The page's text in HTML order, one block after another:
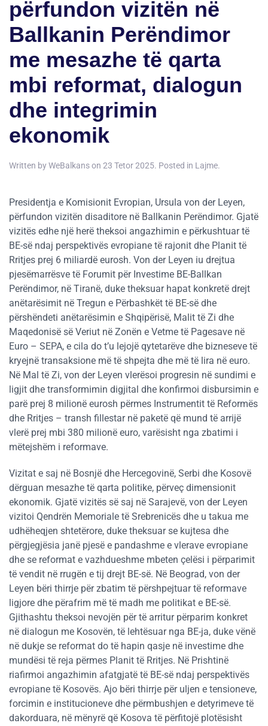
përfundon vizitën në
Ballkanin Perëndimor
me mesazhe të qarta
mbi reformat, dialogun
dhe integrimin
ekonomik
Written byWeBalkanson 23 Tetor 2025. Posted in Lajme.
Presidentja e Komisionit Evropian, Ursula von der Leyen,
përfundon vizitën disaditore në Ballkanin Perëndimor. Gjatë
vizitës edhe një herë theksoi angazhimin e përkushtuar të
BE-së ndaj perspektivës evropiane të rajonit dhe Planit të
Rritjes prej 6 miliardë eurosh. Von der Leyen iu drejtua
pjesëmarrësve të Forumit për Investime BE-Ballkan
Perëndimor, në Tiranë, duke theksuar hapat konkretë drejt
anëtarësimit në Tregun e Përbashkët të BE-së dhe
përshëndeti anëtarësimin e Shqipërisë, Malit të Zi dhe
Maqedonisë së Veriut në Zonën e Vetme të Pagesave në
Euro – SEPA, e cila do t’u lejojë qytetarëve dhe bizneseve të
kryejnë transaksione më të shpejta dhe më të lira në euro.
Në Mal të Zi, von der Leyen vlerësoi progresin në sundimi e
ligjit dhe transformimin digjital dhe konfirmoi disbursimin e
parë prej 8 milionë eurosh përmes Instrumentit të Reformës
dhe Rritjes – transh fillestar në paketë që mund të arrijë
vlerë prej mbi 380 milionë euro, varësisht nga zbatimi i
mëtejshëm i reformave.
Vizitat e saj në Bosnjë dhe Hercegovinë, Serbi dhe Kosovë
dërguan mesazhe të qarta politike, përveç dimensionit
ekonomik. Gjatë vizitës së saj në Sarajevë, von der Leyen
vizitoi Qendrën Memoriale të Srebrenicës dhe u takua me
udhëheqjen shtetërore, duke theksuar se kujtesa dhe
përgjegjësia janë pjesë e pandashme e vlerave evropiane
dhe se reformat e vazhdueshme mbeten çelësi i përparimit
të vendit në rrugën e tij drejt BE-së. Në Beograd, von der
Leyen bëri thirrje për zbatim të përshpejtuar të reformave
ligjore dhe përafrim më të madh me politikat e BE-së.
Gjithashtu theksoi nevojën për të arritur përparim konkret
në dialogun me Kosovën, të lehtësuar nga BE-ja, duke vënë
në dukje se reformat do të hapin qasje në investime dhe
mundësi të reja përmes Planit të Rritjes. Në Prishtinë
riafirmoi angazhimin afatgjatë të BE-së ndaj perspektivës
evropiane të Kosovës. Ajo bëri thirrje për uljen e tensioneve,
forcimin e institucioneve dhe përmbushjen e detyrimeve të
dakorduara, në mënyrë që Kosova të përfitojë plotësisht